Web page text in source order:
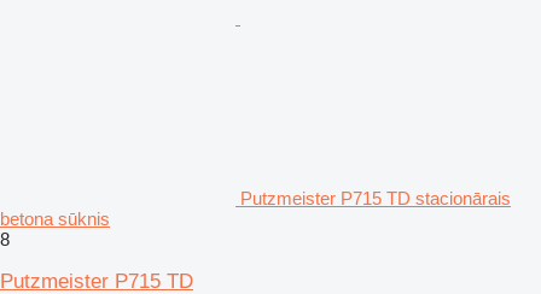
Putzmeister P715 TD stacionārais
betona sūknis
8
Putzmeister P715 TD